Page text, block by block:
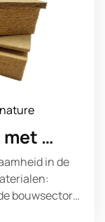
met …
in de
bouwsector…